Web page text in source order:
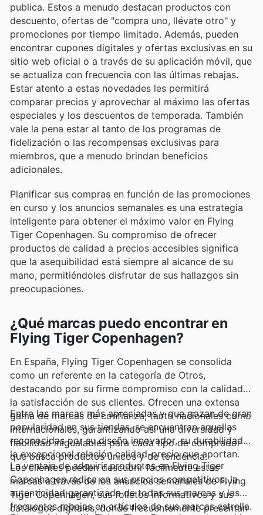
publica. Estos a menudo destacan productos con
descuento, ofertas de "compra uno, llévate otro" y
promociones por tiempo limitado. Además, pueden
encontrar cupones digitales y ofertas exclusivas en su
sitio web oficial o a través de su aplicación móvil, que
se actualiza con frecuencia con las últimas rebajas.
Estar atento a estas novedades les permitirá
comparar precios y aprovechar al máximo las ofertas
especiales y los descuentos de temporada. También
vale la pena estar al tanto de los programas de
fidelización o las recompensas exclusivas para
miembros, que a menudo brindan beneficios
adicionales.
Planificar sus compras en función de las promociones
en curso y los anuncios semanales es una estrategia
inteligente para obtener el máximo valor en Flying
Tiger Copenhagen. Su compromiso de ofrecer
productos de calidad a precios accesibles significa
que la asequibilidad está siempre al alcance de su
mano, permitiéndoles disfrutar de sus hallazgos sin
preocupaciones.
¿Qué marcas puedo encontrar en
Flying Tiger Copenhagen?
En España, Flying Tiger Copenhagen se consolida
como un referente en la categoría de Otros,
destacando por su firme compromiso con la calidad y
la satisfacción de sus clientes. Ofrecen una extensa
gama de marcas de confianza, tanto nacionales como
internacionales, garantizando así una diversidad y
fiabilidad inigualables para cada tipo de comprador
que busca productos únicos y de tendencia.
Entre las marcas más apreciadas y que gozan de gran
popularidad en sus tiendas, se encuentran aquellas
reconocidas por su diseño innovador, su durabilidad y
la excepcional relación calidad-precio que aportan.
Los clientes pueden descubrir fácilmente estas
marcas a través de los anuncios semanales de Flying
Tiger Copenhagen, sus folletos informativos y sus
catálogos digitales, donde frecuentemente presentan
La ventaja de adquirir productos en Flying Tiger
Copenhagen radica en sus precios competitivos, la
autenticidad garantizada de todas sus marcas y las
frecuentes rebajas en artículos de sus marcas estrella.